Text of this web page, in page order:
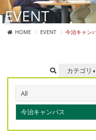
EVENT
HOME EVENT 今治キャン
カテゴリ
All
今治キャンパス